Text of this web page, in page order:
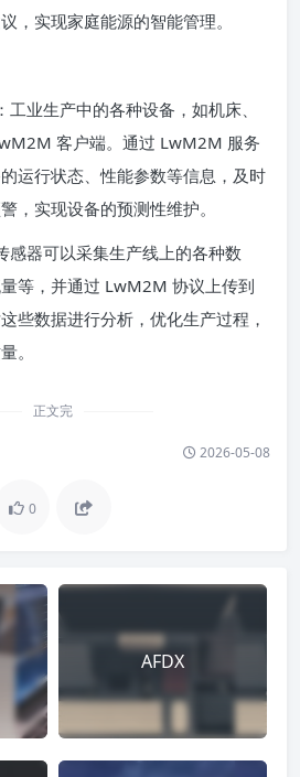
，实现家庭能源的智能管理。
：工业生产中的各种设备，如机床、
客户端。通过 LwM2M 服务
运行状态、性能参数等信息，及时
，实现设备的预测性维护。
感器可以采集生产线上的各种数
等，并通过 LwM2M 协议上传到
些数据进行分析，优化生产过程，
。
正文完
2026-05-08
0
AFDX